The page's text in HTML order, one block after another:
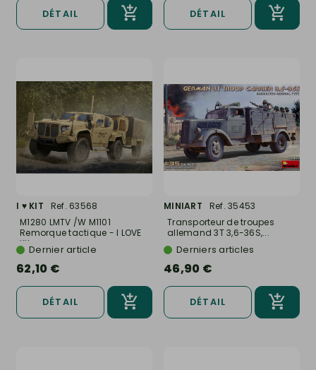
DÉTAIL DÉTAIL
I ♥ KIT
Ref. 63568
M1280 LMTV /W M1101
Remorque tactique - I LOVE
Kit...Dernier article
62,10 €
DÉTAIL
MINIART
Ref. 35453
Transporteur de troupes
allemand 3T 3,6-36S,...
Derniers articles
46,90 €
DÉTAIL